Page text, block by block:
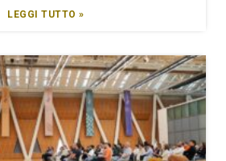
LEGGI TUTTO »